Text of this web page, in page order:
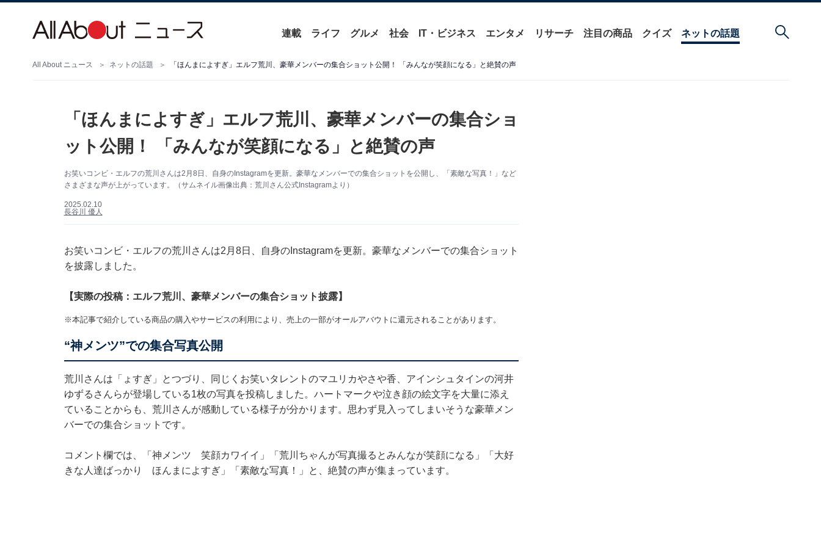
連載 ライフ グルメ 社会 IT・ビジネス エンタメ リサーチ 注目の商品 クイズ ネットの話題
All About ニュース ネットの話題 「ほんまによすぎ」エルフ荒川、豪華メンバーの集合ショット公開！ 「みんなが笑顔になる」と絶賛の声
「ほんまによすぎ」エルフ荒川、豪華メンバーの集合ショ
ット公開！ 「みんなが笑顔になる」と絶賛の声
お笑いコンビ・エルフの荒川さんは2月8日、自身のInstagramを更新。豪華なメンバーでの集合ショットを公開し、「素敵な写真！」など
さまざまな声が上がっています。（サムネイル画像出典：荒川さん公式Instagramより）
2025.02.10
長谷川 優人
お笑いコンビ・エルフの荒川さんは2月8日、自身のInstagramを更新。豪華なメンバーでの集合ショット
を披露しました。
【実際の投稿：エルフ荒川、豪華メンバーの集合ショット披露】
※本記事で紹介している商品の購入やサービスの利用により、売上の一部がオールアバウトに還元されることがあります。
“神メンツ”での集合写真公開
荒川さんは「ょすぎ」とつづり、同じくお笑いタレントのマユリカやさや香、アインシュタインの河井
ゆずるさんらが登場している1枚の写真を投稿しました。ハートマークや泣き顔の絵文字を大量に添え
ていることからも、荒川さんが感動している様子が分かります。思わず見入ってしまいそうな豪華メン
バーでの集合ショットです。
コメント欄では、「神メンツ 笑顔カワイイ」「荒川ちゃんが写真撮るとみんなが笑顔になる」「大好
きな人達ばっかり ほんまによすぎ」「素敵な写真！」と、絶賛の声が集まっています。